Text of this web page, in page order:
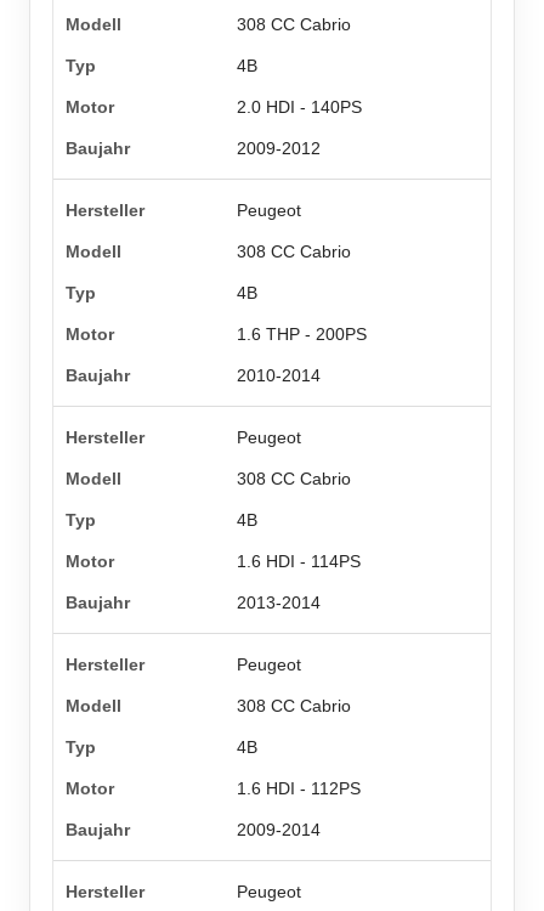
308 CC Cabrio
4B
2.0 HDI - 140PS
2009-2012
Peugeot
308 CC Cabrio
4B
1.6 THP - 200PS
2010-2014
Peugeot
308 CC Cabrio
4B
1.6 HDI - 114PS
2013-2014
Peugeot
308 CC Cabrio
4B
1.6 HDI - 112PS
2009-2014
Peugeot